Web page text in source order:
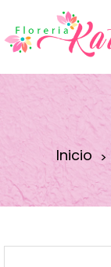
Inicio